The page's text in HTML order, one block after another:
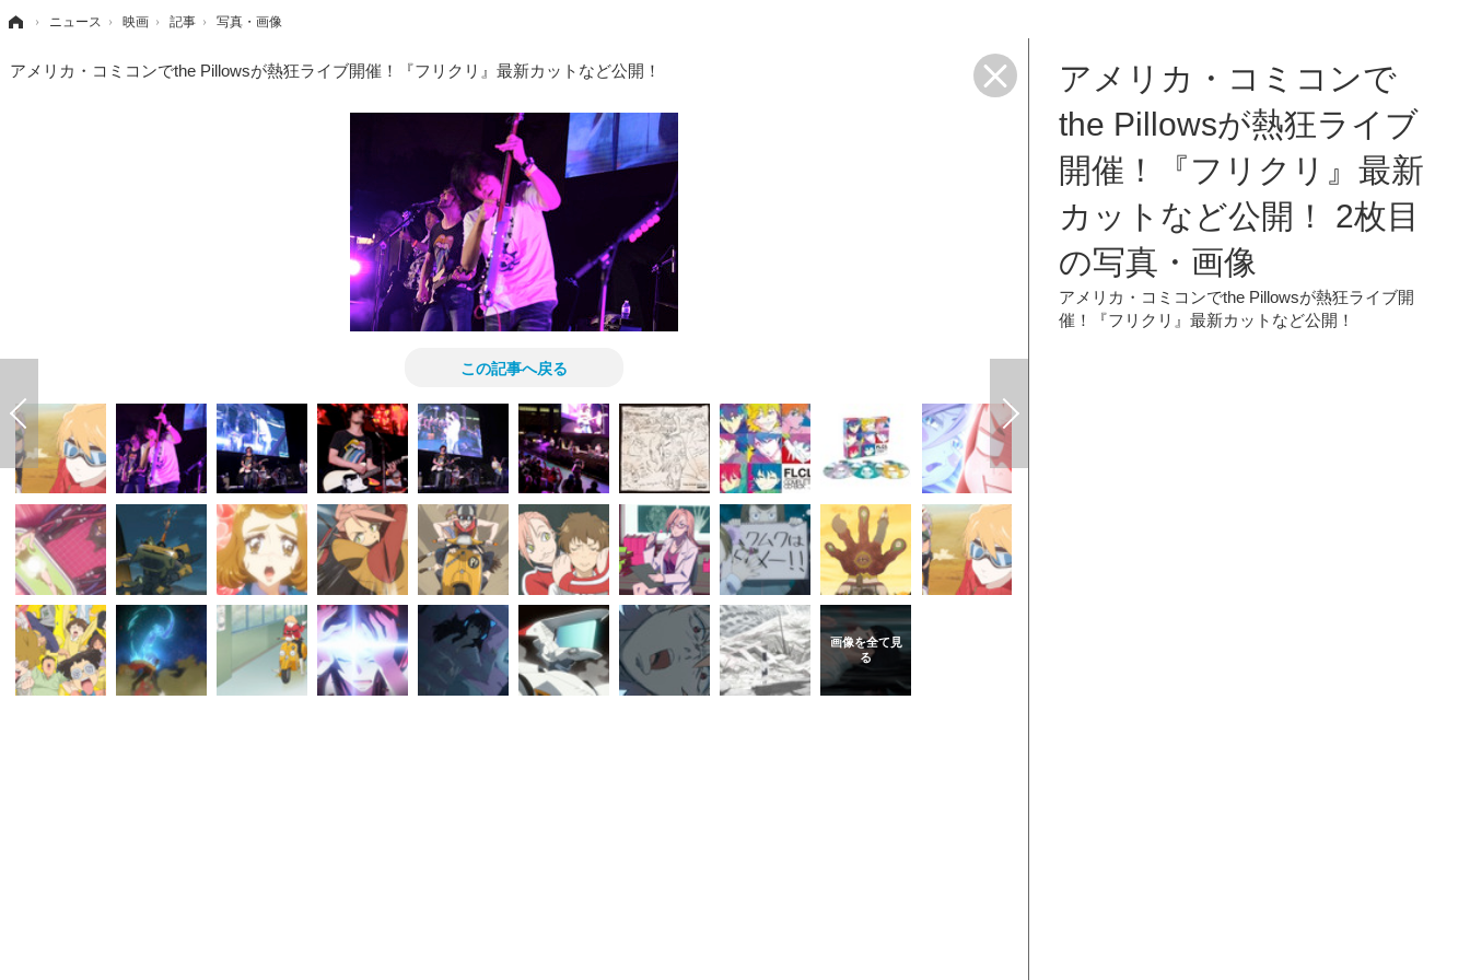
› ニュース › 映画 › 記事 › 写真・画像
アメリカ・コミコンでthe Pillowsが熱狂ライブ開催！『フリクリ』最新カットなど公開！
この記事へ戻る
アメリカ・コミコンで
the Pillowsが熱狂ライブ
開催！『フリクリ』最新
カットなど公開！ 2枚目
の写真・画像
アメリカ・コミコンでthe Pillowsが熱狂ライブ開
催！『フリクリ』最新カットなど公開！